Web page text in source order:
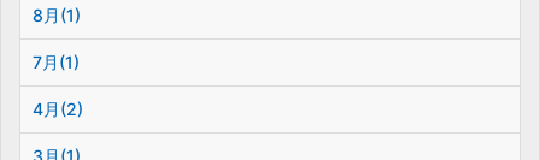
8月(1)
7月(1)
4月(2)
3月(1)